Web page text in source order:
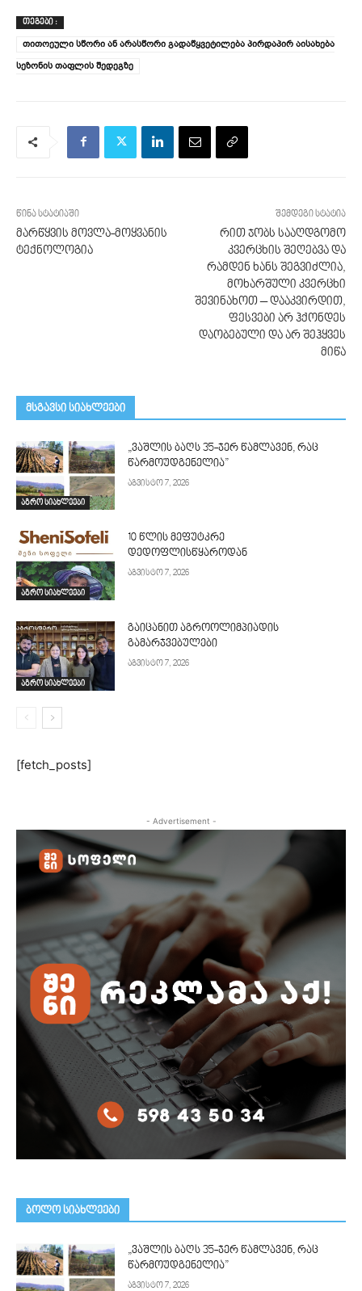
ᲗᲔᲒᲔᲑᲘ :
თითოეული სწორი ან არასწორი გადაწყვეტილება პირდაპირ აისახება
სეზონის თაფლის შედეგზე
წინა სტატიაში
მარწყვის მოვლა-მოყვანის
ტექნოლოგია
შემდეგი სტატია
რით ჯობს სააღდგომო
კვერცხის შეღებვა და
რამდენ ხანს შეგვიძლია,
მოხარშული კვერცხი
შევინახოთ – დააკვირდით,
ფესვები არ ჰქონდეს
დაობებული და არ შეჰყვეს
მიწა
მსგავსი სიახლეები
აგრო სიახლეები
„ვაშლის ბაღს 35-ჯერ წამლავენ, რაც
წარმოუდგენელია”
აგვისტო 7, 2026
აგრო სიახლეები
10 წლის მეფუტკრე
დედოფლისწყაროდან
აგვისტო 7, 2026
აგრო სიახლეები
გაიცანით აგროოლიმპიადის
გამარჯვებულები
აგვისტო 7, 2026
[fetch_posts]
- Advertisement -
ᲑᲝᲚᲝ ᲡᲘᲐᲮᲚᲔᲔᲑᲘ
„ვაშლის ბაღს 35-ჯერ წამლავენ, რაც
წარმოუდგენელია”
აგვისტო 7, 2026